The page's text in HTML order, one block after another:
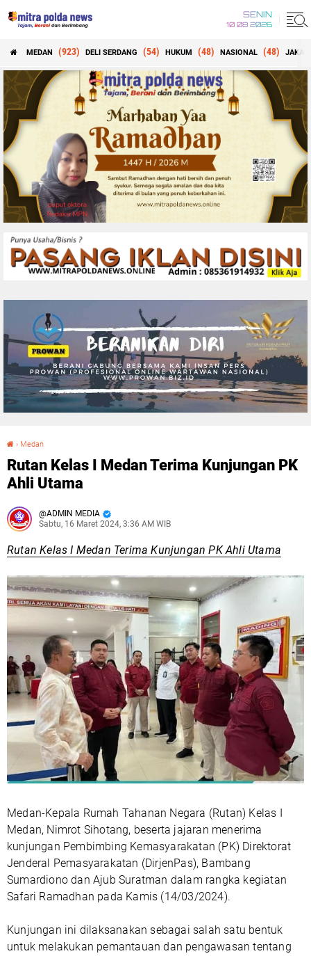
SENIN
10 08 2026
MEDAN (923) DELI SERDANG (54) HUKUM (48) NASIONAL (48)
› Medan
Rutan Kelas I Medan Terima Kunjungan PK
Ahli Utama
ADMIN MEDIA
Sabtu, 16 Maret 2024, 3:36 AM WIB
Rutan Kelas I Medan Terima Kunjungan PK Ahli Utama
Medan-Kepala Rumah Tahanan Negara (Rutan) Kelas I
Medan, Nimrot Sihotang, beserta jajaran menerima
kunjungan Pembimbing Kemasyarakatan (PK) Direktorat
Jenderal Pemasyarakatan (DirjenPas), Bambang
Sumardiono dan Ajub Suratman dalam rangka kegiatan
Safari Ramadhan pada Kamis (14/03/2024).
Kunjungan ini dilaksanakan sebagai salah satu bentuk
untuk melakukan pemantauan dan pengawasan tentang